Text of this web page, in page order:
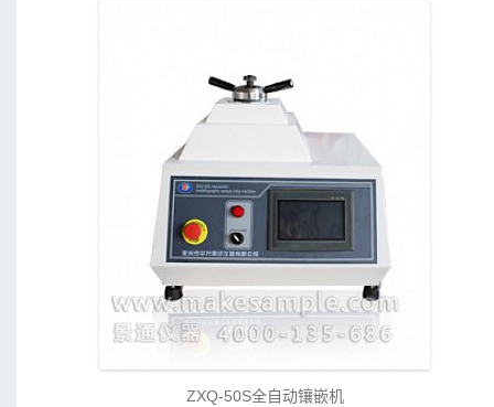
ZXQ-50S全自动镶嵌机